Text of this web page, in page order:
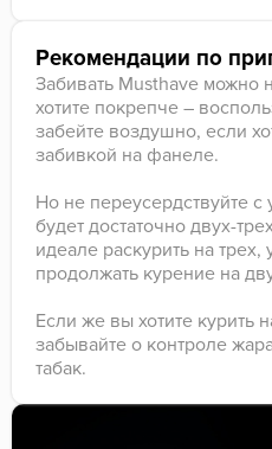
Рекомендации по
Забивать Musthave можно
хотите покрепче –
забейте воздушно, если
забивкой на фанеле.
Но не переусердствуйте
будет достаточно двух-
идеале раскурить на трех,
продолжать курение на
Если же вы хотите курить
забывайте о контроле
табак.